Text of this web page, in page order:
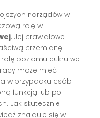
narządów w
rolę w
. Jej prawidłowe
przemianę
poziomu cukru we
może mieć
w przypadku osób
funkcją lub po
Jak skutecznie
znajduje się w